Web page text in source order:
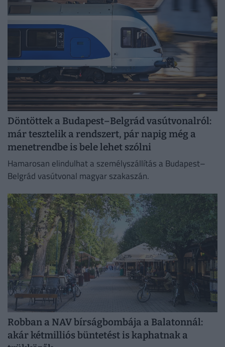
Döntöttek a Budapest–Belgrád vasútvonalról:
már tesztelik a rendszert, pár napig még a
menetrendbe is bele lehet szólni
Hamarosan elindulhat a személyszállítás a Budapest–
Belgrád vasútvonal magyar szakaszán.
Robban a NAV bírságbombája a Balatonnál:
akár kétmilliós büntetést is kaphatnak a